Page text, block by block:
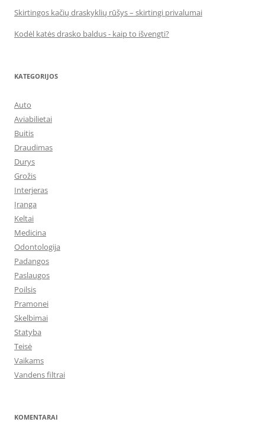
Skirtingos kačių draskyklių rūšys – skirtingi privalumai
Kodėl katės drasko baldus - kaip to išvengti?
KATEGORIJOS
Auto
Aviabilietai
Buitis
Draudimas
Durys
Grožis
Interjeras
Įranga
Keltai
Medicina
Odontologija
Padangos
Paslaugos
Poilsis
Pramonei
Skelbimai
Statyba
Teisė
Vaikams
Vandens filtrai
KOMENTARAI